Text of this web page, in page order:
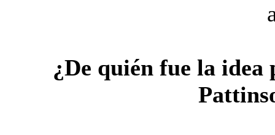
¿De quién fue la